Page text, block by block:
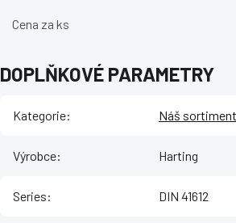
Cena za ks
DOPLŇKOVÉ PARAMETRY
Kategorie: Náš sortiment
Výrobce: Harting
Series: DIN 41612